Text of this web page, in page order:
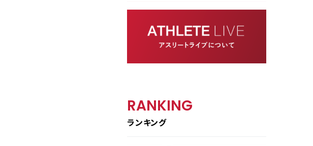
RANKING
ランキング